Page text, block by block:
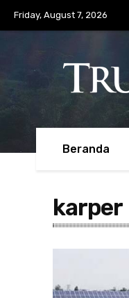
Friday, August 7, 2026
Beranda
karper